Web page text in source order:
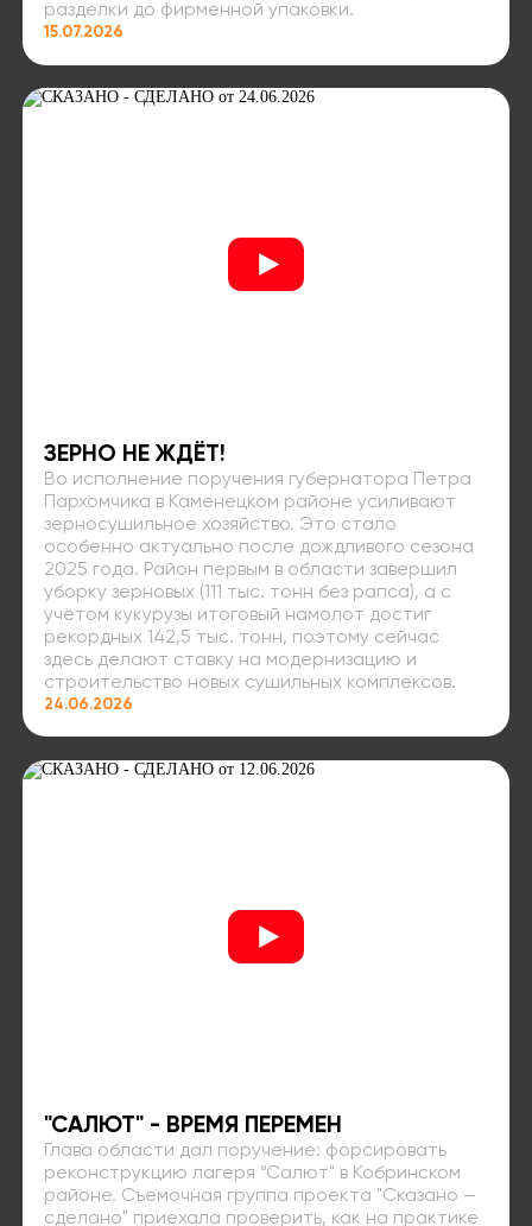
разделки до фирменной упаковки.
15.07.2026
ЗЕРНО НЕ ЖДЁТ!
Во исполнение поручения губернатора Петра
Пархомчика в Каменецком районе усиливают
зерносушильное хозяйство. Это стало
особенно актуально после дождливого сезона
2025 года. Район первым в области завершил
уборку зерновых (111 тыс. тонн без рапса), а с
учётом кукурузы итоговый намолот достиг
рекордных 142,5 тыс. тонн, поэтому сейчас
здесь делают ставку на модернизацию и
строительство новых сушильных комплексов.
24.06.2026
"САЛЮТ" - ВРЕМЯ ПЕРЕМЕН
Глава области дал поручение: форсировать
реконструкцию лагеря “Салют" в Кобринском
районе. Съемочная группа проекта "Сказано —
сделано" приехала проверить, как на практике